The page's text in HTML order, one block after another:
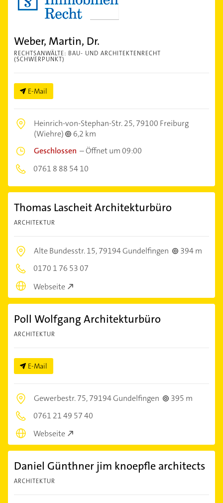
Weber, Martin, Dr.
RECHTSANWÄLTE: BAU- UND ARCHITEKTENRECHT
(SCHWERPUNKT)
E-Mail
Heinrich-von-Stephan-Str. 25,79100 Freiburg
(Wiehre)
6,2 km
Geschlossen –Öffnet um 09:00
0761 8 88 54 10
Thomas Lascheit Architekturbüro
ARCHITEKTUR
Alte Bundesstr. 15,79194 Gundelfingen
394 m
0170 1 76 53 07
Webseite
Poll Wolfgang Architekturbüro
ARCHITEKTUR
E-Mail
Gewerbestr. 75,79194 Gundelfingen
395 m
0761 21 49 57 40
Webseite
Daniel Günthner jim knoepfle architects
ARCHITEKTUR